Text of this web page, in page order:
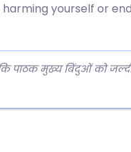
yourself or
पाठक मुख्य बिंदुओं को